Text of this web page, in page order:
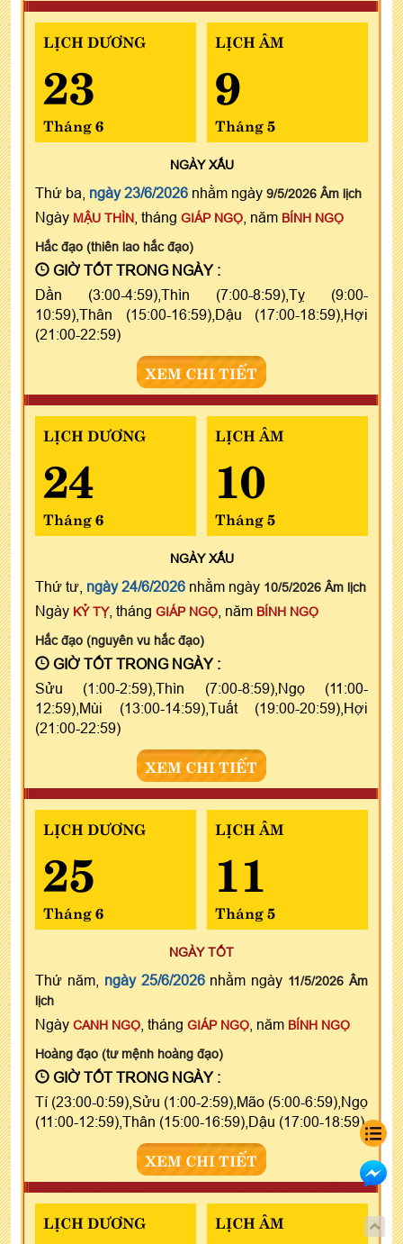
LỊCH DƯƠNG
23
Tháng 6
LỊCH ÂM
9
Tháng 5
NGÀYXẤU
Thứ ba, ngày 23/6/2026 nhằm ngày 9/5/2026 Âm lịch
Ngày MẬU THÌN , tháng GIÁP NGỌ , năm BÍNH NGỌ
Hắc đạo (thiên lao hắc đạo)
GIỜ TỐT TRONG NGÀY :
Dần (3:00-4:59),Thìn (7:00-8:59),Tỵ (9:00-
10:59),Thân (15:00-16:59),Dậu (17:00-18:59),Hợi
(21:00-22:59)
XEM CHI TIẾT
LỊCH DƯƠNG
24
Tháng 6
LỊCH ÂM
10
Tháng 5
NGÀYXẤU
Thứ tư, ngày 24/6/2026 nhằm ngày 10/5/2026 Âm lịch
Ngày KỶ TỴ, tháng GIÁP NGỌ , năm BÍNH NGỌ
Hắc đạo (nguyên vu hắc đạo)
GIỜ TỐT TRONG NGÀY :
Sửu (1:00-2:59),Thìn (7:00-8:59),Ngọ (11:00-
12:59),Mùi (13:00-14:59),Tuất (19:00-20:59),Hợi
(21:00-22:59)
XEM CHI TIẾT
LỊCH DƯƠNG
25
Tháng 6
LỊCH ÂM
11
Tháng 5
NGÀY TỐT
Thứ năm, ngày 25/6/2026nhằm ngày 11/5/2026 Âm
lịch
Ngày CANH NGỌ , tháng GIÁP NGỌ , năm BÍNH NGỌ
Hoàng đạo (tư mệnh hoàng đạo)
GIỜ TỐT TRONG NGÀY :
Tí (23:00-0:59),Sửu (1:00-2:59),Mão (5:00-6:59),Ngọ
(11:00-12:59),Thân (15:00-16:59),Dậu (17:00-18:59)
XEM CHI TIẾT
LỊCH DƯƠNG LỊCH ÂM